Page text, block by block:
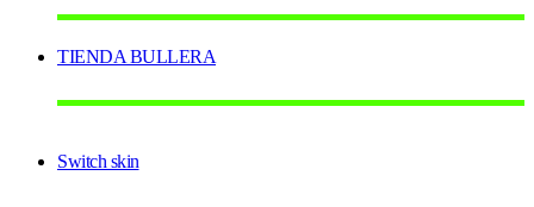
TIENDA BULLERA
Switch skin